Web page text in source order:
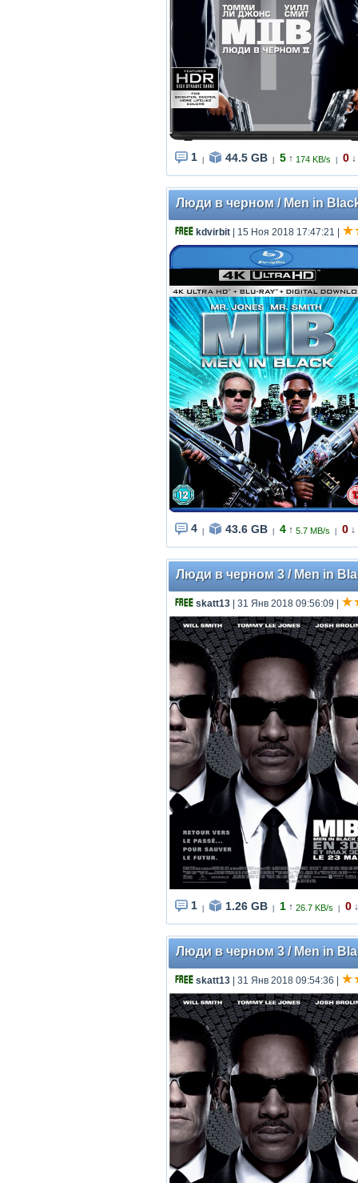
1 44.5 GB 5 ↑ 174 KB/s 0 ↓
Люди в черном / Men in
kdvirbit | 15 Ноя 2018 17:47:21
4 43.6 GB 4 ↑ 5.7 MB/s 0 ↓
Люди в черном 3 / Men in
skatt13 | 31 Янв 2018 09:56:09
1 1.26 GB 1 ↑ 26.7 KB/s 0 ↓
Люди в черном 3 / Men in
skatt13 | 31 Янв 2018 09:54:36